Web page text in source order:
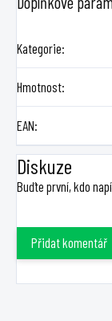
Kategorie:
Hmotnost:
EAN:
Diskuze
Buďte první, kdo
Přidat komentář